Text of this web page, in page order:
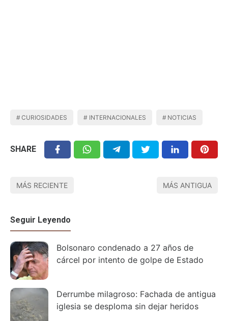
CURIOSIDADES INTERNACIONALES NOTICIAS
SHARE
MÁS RECIENTE MÁS ANTIGUA
Seguir Leyendo
Bolsonaro condenado a 27 años de
cárcel por intento de golpe de Estado
Derrumbe milagroso: Fachada de antigua
iglesia se desploma sin dejar heridos